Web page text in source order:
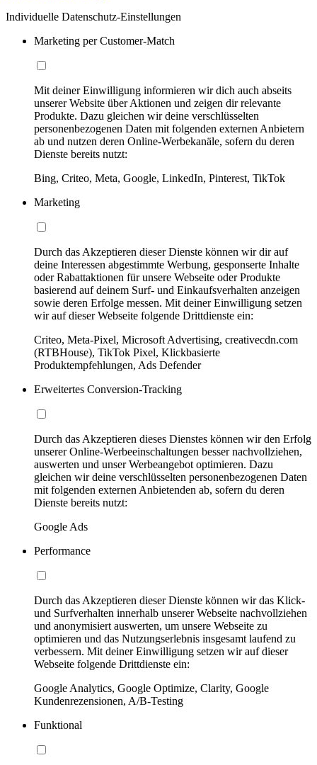
Individuelle Datenschutz-Einstellungen
Marketing per Customer-Match
Mit deiner Einwilligung informieren wir dich auch abseits
unserer Website über Aktionen und zeigen dir relevante
Produkte. Dazu gleichen wir deine verschlüsselten
personenbezogenen Daten mit folgenden externen Anbietern
ab und nutzen deren Online-Werbekanäle, sofern du deren
Dienste bereits nutzt:
Bing, Criteo, Meta, Google, LinkedIn, Pinterest, TikTok
Marketing
Durch das Akzeptieren dieser Dienste können wir dir auf
deine Interessen abgestimmte Werbung, gesponserte Inhalte
oder Rabattaktionen für unsere Webseite oder Produkte
basierend auf deinem Surf- und Einkaufsverhalten anzeigen
sowie deren Erfolge messen. Mit deiner Einwilligung setzen
wir auf dieser Webseite folgende Drittdienste ein:
Criteo, Meta-Pixel, Microsoft Advertising, creativecdn.com
(RTBHouse), TikTok Pixel, Klickbasierte
Produktempfehlungen, Ads Defender
Erweitertes Conversion-Tracking
Durch das Akzeptieren dieses Dienstes können wir den Erfolg
unserer Online-Werbeeinschaltungen besser nachvollziehen,
auswerten und unser Werbeangebot optimieren. Dazu
gleichen wir deine verschlüsselten personenbezogenen Daten
mit folgenden externen Anbietenden ab, sofern du deren
Dienste bereits nutzt:
Google Ads
Performance
Durch das Akzeptieren dieser Dienste können wir das Klick-
und Surfverhalten innerhalb unserer Webseite nachvollziehen
und anonymisiert auswerten, um unsere Webseite zu
optimieren und das Nutzungserlebnis insgesamt laufend zu
verbessern. Mit deiner Einwilligung setzen wir auf dieser
Webseite folgende Drittdienste ein:
Google Analytics, Google Optimize, Clarity, Google
Kundenrezensionen, A/B-Testing
Funktional